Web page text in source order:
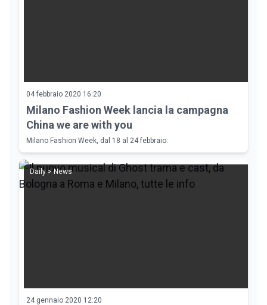
04 febbraio 2020 16:20
Milano Fashion Week lancia la campagna
China we are with you
Milano Fashion Week, dal 18 al 24 febbraio.
Daily > News
24 gennaio 2020 12:20